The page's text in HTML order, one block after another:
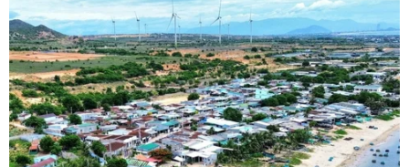
Liên minh châu Âu sẵn sàng đạt thỏa
thuận thuế quan với Mỹ
03/07/2025 14:15
Chủ tịch Ủy ban châu Âu Ursula von der Leyen ngày 3/7
cho biết EU “sẵn sàng cho một thỏa thuận” với Mỹ, trước
thềm cuộc đàm phán tại Washington nhằm tìm giải